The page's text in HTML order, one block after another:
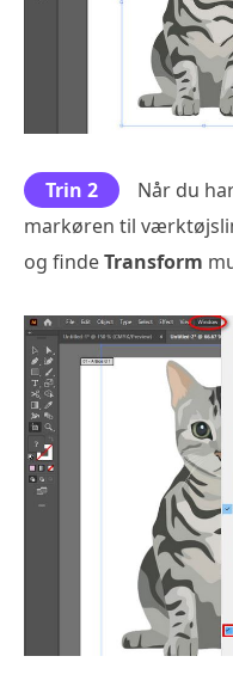
Trin 2
Når du
markøren til
og findeTransform